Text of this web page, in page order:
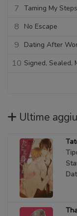
7 Taming My
8 No Escape
9 Dating After
10 Signed, Sealed,
Ultime